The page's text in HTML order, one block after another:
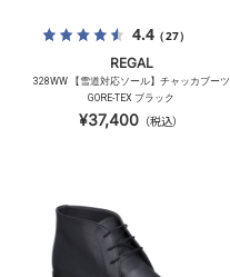
4.4（27）
REGAL
328WW 【雪道対応ソール】チャッカブーツ
GORE-TEX ブラック
¥37,400 （税込）